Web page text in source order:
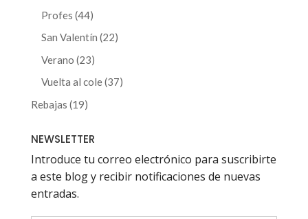
Profes 4444
productos
San Valentín 2222
Verano 2323
productos
Vuelta al cole 3737
Rebajas 1919
NEWSLETTER